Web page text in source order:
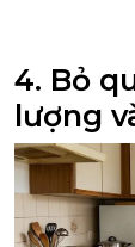
4. Bỏ
lượng